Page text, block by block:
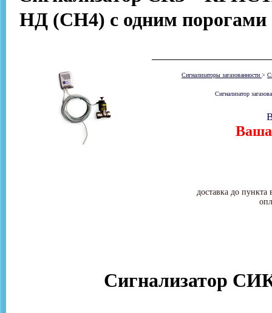
НД (СН4) с одним порогами
Сигнализаторы загазованности >
Сигнализатор
Ваша
доставка до
Сигнализатор